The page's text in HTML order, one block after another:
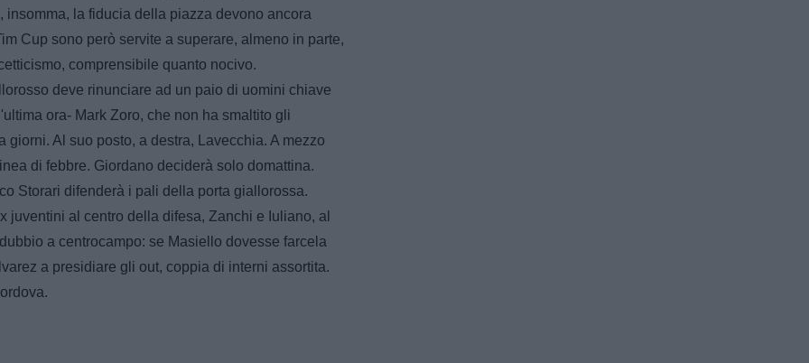
la fiducia della piazza devono ancora
Cup sono però servite a superare, almeno in parte,
comprensibile quanto nocivo.
deve rinunciare ad un paio di uomini chiave
ora- Mark Zoro, che non ha smaltito gli
Al suo posto, a destra, Lavecchia. A mezzo
di febbre. Giordano deciderà solo domattina.
Storari difenderà i pali della porta giallorossa.
juventini al centro della difesa, Zanchi e Iuliano, al
a centrocampo: se Masiello dovesse farcela
a presidiare gli out, coppia di interni assortita.